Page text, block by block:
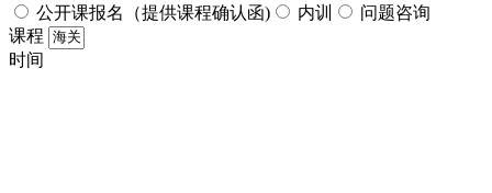
公开课报名（提供课程确认函)
内训
问题咨询
课程
时间